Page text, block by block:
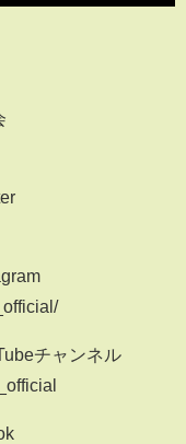
チャンネル